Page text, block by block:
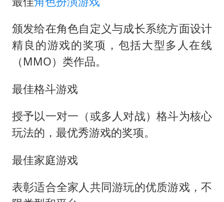
颁发给在角色自定义与成长系统方面设计
精良的游戏的奖项，包括大型多人在线
（MMO）类作品。
最佳格斗游戏
授予以一对一（或多人对战）格斗为核心
玩法的，最优秀游戏的奖项。
最佳家庭游戏
表彰适合全家人共同游玩的优质游戏，不